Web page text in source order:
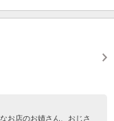
お店のお姉さん、おじさ